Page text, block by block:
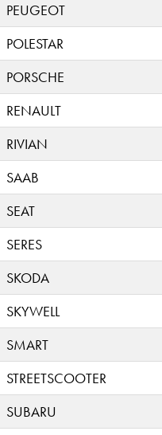
PEUGEOT
POLESTAR
PORSCHE
RENAULT
RIVIAN
SAAB
SEAT
SERES
SKODA
SKYWELL
SMART
STREETSCOOTER
SUBARU